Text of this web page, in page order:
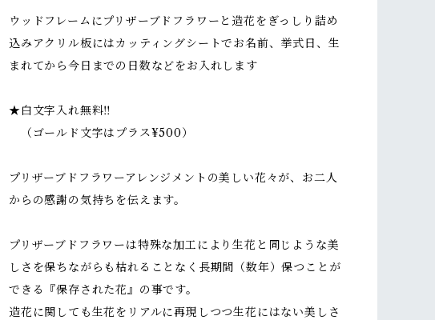
ウッドフレームにプリザーブドフラワーと造花をぎっしり詰め
込みアクリル板にはカッティングシートでお名前、挙式日、生
まれてから今日までの日数などをお入れします
★白文字入れ無料‼︎
（ゴールド文字はプラス¥500）
プリザーブドフラワーアレンジメントの美しい花々が、お二人
からの感謝の気持ちを伝えます。
プリザーブドフラワーは特殊な加工により生花と同じような美
しさを保ちながらも枯れることなく長期間（数年）保つことが
できる『保存された花』の事です。
造花に関しても生花をリアルに再現しつつ生花にはない美しさ